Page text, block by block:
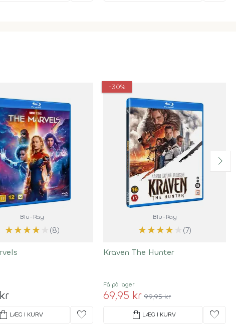
Blu-Ray
★★★★ (8)
shopping_bag LÆG I KURV favorite
-30%
Blu-Ray
★★★★ (7)
Kraven The Hunter
Få på lager
69,95 kr 99,95 kr
shopping_bag LÆG I KURV favorite